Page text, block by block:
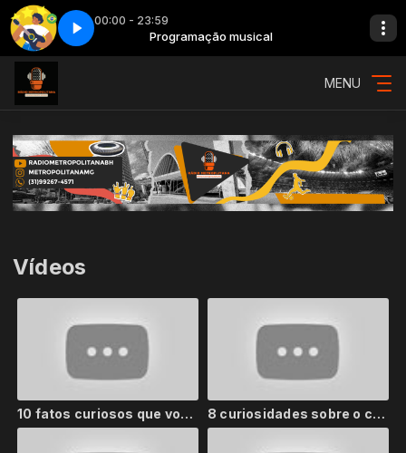
00:00 - 23:59
Programação musical
dia - Parte 3 As mais pedidas do dia - Parte 3
MENU
Vídeos
10 fatos curiosos que você ainda não tinha parado pra pensa 8 curiosidades sobre o comportamento humano